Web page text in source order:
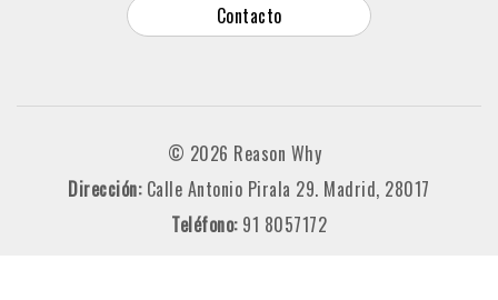
Contacto
© 2026 Reason Why
Dirección: Calle Antonio Pirala 29. Madrid, 28017
Teléfono: 91 8057172